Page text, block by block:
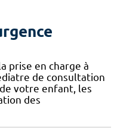
prise en charge à
de consultation
votre enfant, les
des